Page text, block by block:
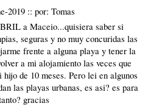
2019 :: por: Tomas
a Maceio...quisiera saber si
seguras y no muy concuridas las
frente a alguna playa y tener la
a mi alojamiento las veces que
hijo de 10 meses. Pero lei en algunos
las playas urbanas, es asi? es para
gracias